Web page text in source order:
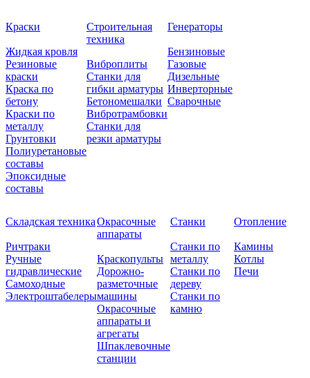
Краски
Жидкая кровля
Резиновые
краски
Краска по
бетону
Краски по
металлу
Грунтовки
Полиуретановые
составы
Эпоксидные
составы
Строительная
техника
Виброплиты
Станки для
гибки арматуры
Бетономешалки
Вибротрамбовки
Станки для
резки арматуры
Генераторы
Бензиновые
Газовые
Дизельные
Инверторные
Сварочные
Складская техника
Ричтраки
Ручные
гидравлические
Самоходные
Электроштабелеры
Окрасочные
аппараты
Краскопульты
Дорожно-
разметочные
машины
Окрасочные
аппараты и
агрегаты
Шпаклевочные
станции
Станки
Станки по
металлу
Станки по
дереву
Станки по
камню
Отопление
Камины
Котлы
Печи